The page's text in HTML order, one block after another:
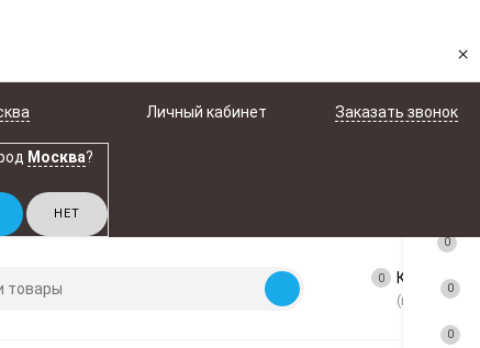
×
Москва?
Личный кабинет Заказать звонок
0 Корзина
(пусто)
0
0
0